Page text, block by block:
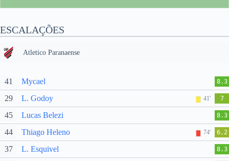
ESCALAÇÕES
Atletico Paranaense
41 Mycael 8.3
29 L. Godoy 41' 7
45 Lucas Belezi 8.3
44 Thiago Heleno 74' 6.2
37 L. Esquivel 8.3